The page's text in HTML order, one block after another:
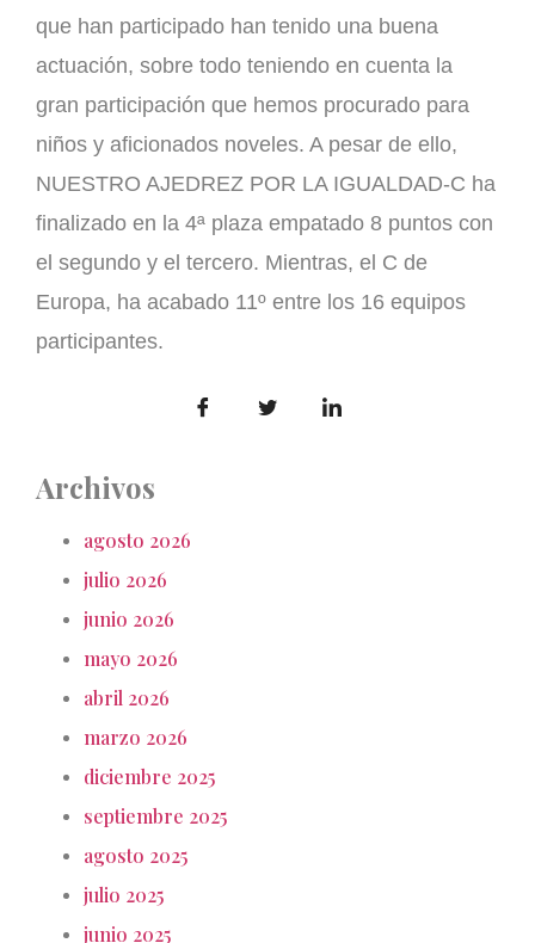
que han participado han tenido una buena
actuación, sobre todo teniendo en cuenta la
gran participación que hemos procurado para
niños y aficionados noveles. A pesar de ello,
NUESTRO AJEDREZ POR LA IGUALDAD-C ha
finalizado en la 4ª plaza empatado 8 puntos con
el segundo y el tercero. Mientras, el C de
Europa, ha acabado 11º entre los 16 equipos
participantes.
Archivos
agosto 2026
julio 2026
junio 2026
mayo 2026
abril 2026
marzo 2026
diciembre 2025
septiembre 2025
agosto 2025
julio 2025
junio 2025